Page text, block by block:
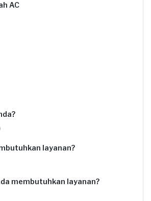
AC
layanan?
membutuhkan layanan?